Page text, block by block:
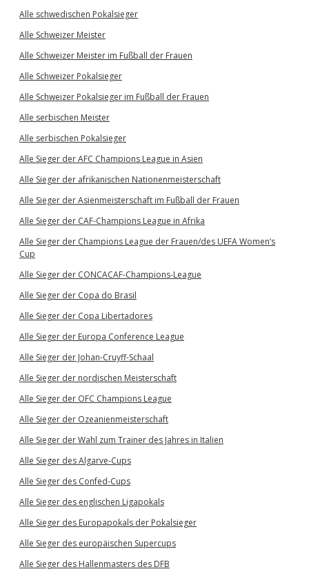
Alle schwedischen Pokalsieger
Alle Schweizer Meister
Alle Schweizer Meister im Fußball der Frauen
Alle Schweizer Pokalsieger
Alle Schweizer Pokalsieger im Fußball der Frauen
Alle serbischen Meister
Alle serbischen Pokalsieger
Alle Sieger der AFC Champions League in Asien
Alle Sieger der afrikanischen Nationenmeisterschaft
Alle Sieger der Asienmeisterschaft im Fußball der Frauen
Alle Sieger der CAF-Champions League in Afrika
Alle Sieger der Champions League der Frauen/des UEFA Women’s
Cup
Alle Sieger der CONCACAF-Champions-League
Alle Sieger der Copa do Brasil
Alle Sieger der Copa Libertadores
Alle Sieger der Europa Conference League
Alle Sieger der Johan-Cruyff-Schaal
Alle Sieger der nordischen Meisterschaft
Alle Sieger der OFC Champions League
Alle Sieger der Ozeanienmeisterschaft
Alle Sieger der Wahl zum Trainer des Jahres in Italien
Alle Sieger des Algarve-Cups
Alle Sieger des Confed-Cups
Alle Sieger des englischen Ligapokals
Alle Sieger des Europapokals der Pokalsieger
Alle Sieger des europäischen Supercups
Alle Sieger des Hallenmasters des DFB